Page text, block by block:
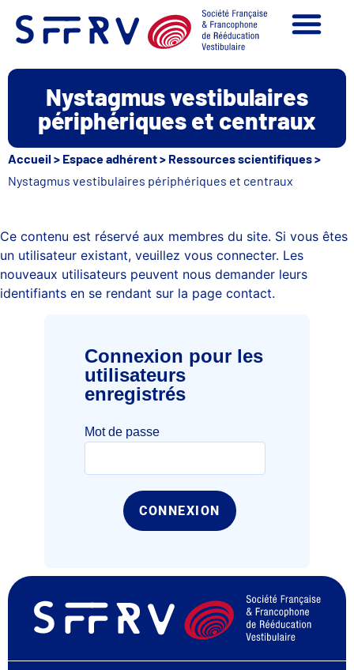
Nystagmus vestibulaires
périphériques et centraux
Accueil> Espace adhérent> Ressources scientifiques>
Nystagmus vestibulaires périphériques et centraux
Ce contenu est réservé aux membres du site. Si vous êtes
un utilisateur existant, veuillez vous connecter. Les
nouveaux utilisateurs peuvent nous demander leurs
identifiants en se rendant sur la page contact.
Connexion pour les
utilisateurs
enregistrés
Mot de passe